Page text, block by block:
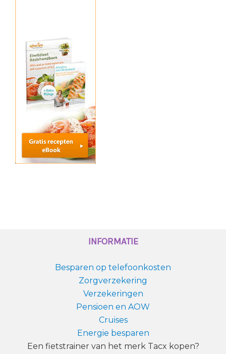
INFORMATIE
Besparen op telefoonkosten
Zorgverzekering
Verzekeringen
Pensioen en AOW
Cruises
Energie besparen
Een fietstrainer van het merk Tacx kopen?